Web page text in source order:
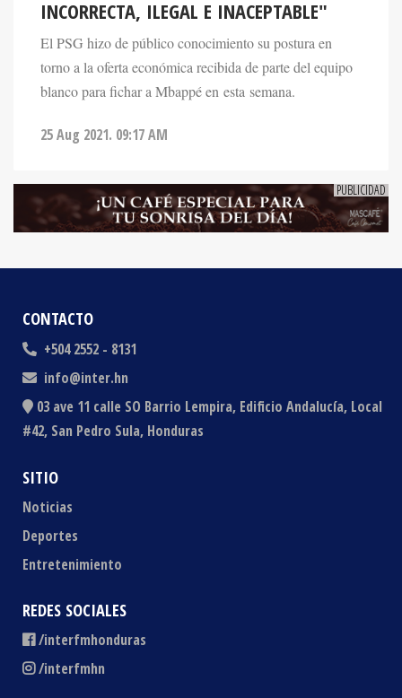
El PSG hizo de público conocimiento su postura en
torno a la oferta económica recibida de parte del equipo
blanco para fichar a Mbappé en esta semana.
CONTACTO
+504 2552 - 8131
info@inter.hn
03 ave 11 calle SO Barrio Lempira, Edificio Andalucía, Local
#42, San Pedro Sula, Honduras
SITIO
Noticias
Deportes
Entretenimiento
REDES SOCIALES
/interfmhonduras
/interfmhn